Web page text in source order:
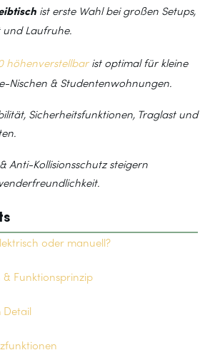
ist erste Wahl bei großen Setups,
und Laufruhe.
höhenverstellbarist optimal für kleine
Nischen & Studentenwohnungen.
Sicherheitsfunktionen, Traglast und
Anti-Kollisionsschutz steigern
oder manuell?
& Funktionsprinzip